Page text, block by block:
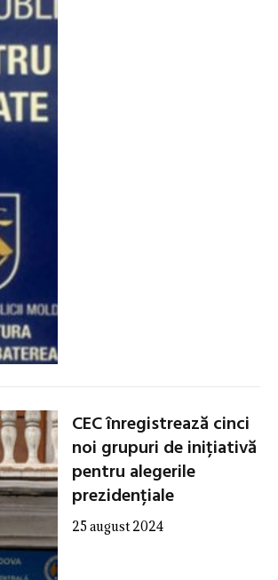
CEC înregistrează cinci
noi grupuri de inițiativă
pentru alegerile
prezidențiale
25 august 2024